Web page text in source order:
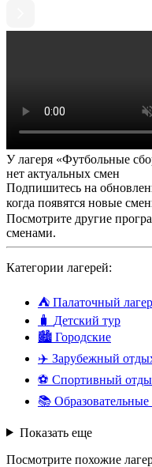
У лагеря «Футбольные
нет актуальных смен
Подпишитесь на
когда появятся новые
Посмотрите другие
сменами.
Категории лагерей:
⛺ Палаточный
🧳 Детский тур
🏙️ Городские
✈️ Зарубежный
⚽ Спортивный
📚
Показать еще
Посмотрите похожие